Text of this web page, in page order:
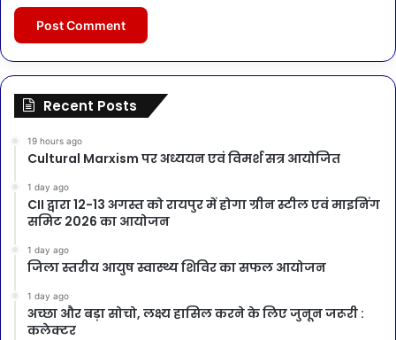
Recent Posts
19 hours ago
Cultural Marxism पर अध्ययन एवं विमर्श सत्र आयोजित
1 day ago
CII द्वारा 12-13 अगस्त को रायपुर में होगा ग्रीन स्टील एवं माइनिंग
समिट 2026 का आयोजन
1 day ago
जिला स्तरीय आयुष स्वास्थ्य शिविर का सफल आयोजन
1 day ago
अच्छा और बड़ा सोचो, लक्ष्य हासिल करने के लिए जुनून जरूरी :
कलेक्टर